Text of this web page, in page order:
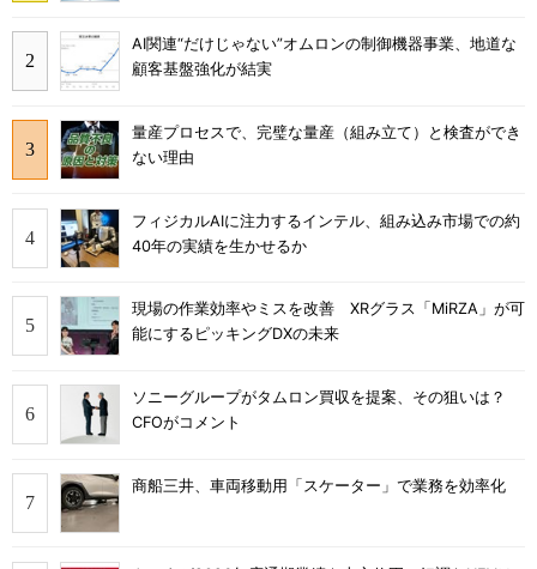
AI関連“だけじゃない”オムロンの制御機器事業、地道な
顧客基盤強化が結実
量産プロセスで、完璧な量産（組み立て）と検査ができ
ない理由
フィジカルAIに注力するインテル、組み込み市場での約
40年の実績を生かせるか
現場の作業効率やミスを改善 XRグラス「MiRZA」が可
能にするピッキングDXの未来
ソニーグループがタムロン買収を提案、その狙いは？
CFOがコメント
商船三井、車両移動用「スケーター」で業務を効率化